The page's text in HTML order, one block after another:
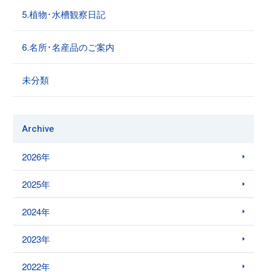
5.植物･水槽観察日記
6.名所･名産品のご案内
未分類
Archive
2026年
2025年
2024年
2023年
2022年